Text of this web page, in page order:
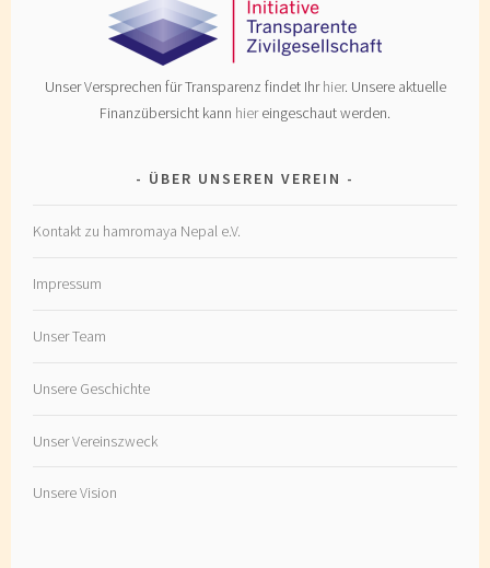
Unser Versprechen für Transparenz findet Ihrhier. Unsere aktuelle
Finanzübersicht kann hiereingeschaut werden.
ÜBER UNSEREN VEREIN
Kontakt zu hamromaya Nepal e.V.
Impressum
Unser Team
Unsere Geschichte
Unser Vereinszweck
Unsere Vision